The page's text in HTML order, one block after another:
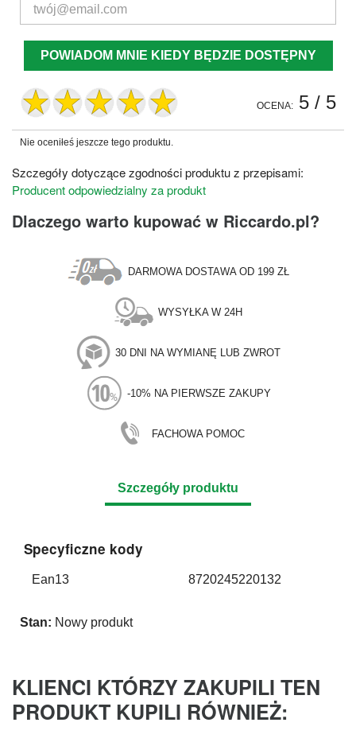
POWIADOM MNIE KIEDY BĘDZIE DOSTĘPNY
OCENA: 5 / 5
Nie oceniłeś jeszcze tego produktu.
Szczegóły dotyczące zgodności produktu z przepisami:
Producent odpowiedzialny za produkt
Dlaczego warto kupować w Riccardo.pl?
DARMOWA DOSTAWA OD 199 ZŁ
WYSYŁKA W 24H
30 DNI NA WYMIANĘ LUB ZWROT
-10% NA PIERWSZE ZAKUPY
FACHOWA POMOC
Szczegóły produktu
Specyficzne kody
Ean13 8720245220132
Stan: Nowy produkt
KLIENCI KTÓRZY ZAKUPILI TEN
PRODUKT KUPILI RÓWNIEŻ: